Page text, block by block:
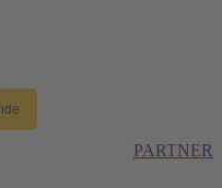
PARTNER